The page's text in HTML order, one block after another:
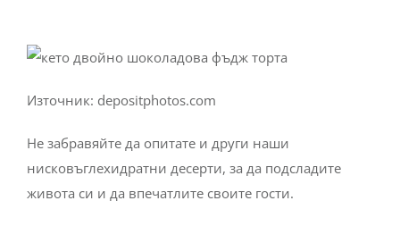
Източник: depositphotos.com
Не забравяйте да опитате и други наши
нисковъглехидратни десерти, за да подсладите
живота си и да впечатлите своите гости.